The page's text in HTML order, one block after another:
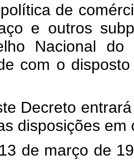
de
e outros
Nacional do
com o
Decreto
disposições em
de março de